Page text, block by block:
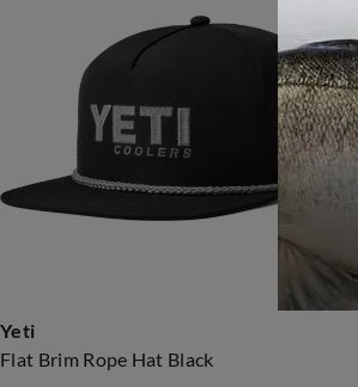
Yeti
Flat Brim Rope Hat Black